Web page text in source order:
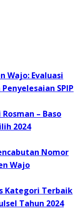
Wajo: Evaluasi
SPIP
– Baso
2024
Nomor
Wajo
Kategori Terbaik
Tahun 2024